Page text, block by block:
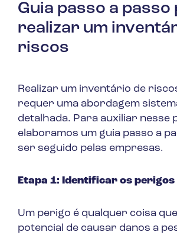
Guia passo a passo
realizar um
riscos
Realizar um inventário de
requer uma abordagem
detalhada. Para auxiliar nesse
elaboramos um guia passo a
ser seguido pelas empresas.
Etapa 1: Identificar os perigos
Um perigo é qualquer coisa
potencial de causar danos a